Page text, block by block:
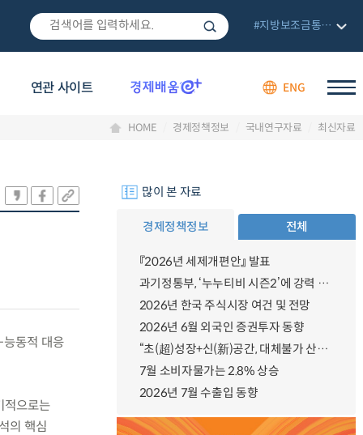
연관 사이트 ENG
#지방보조금통합관리망
HOME 경제정책정보 국내연구자료 최신자료
동적 대응
적으로는
의 핵심
많이 본 자료
경제정책정보 전체
『2026년 세제개편안』 발표
과기정통부, ‘누누티비 시즌2’에 강력 대응 의지 밝혀
2026년 한국 주식시장 여건 및 전망
2026년 6월 외국인 증권투자 동향
“초(超)성장+신(新)공간, 대체불가 산업강국”
7월 소비자물가는 2.8% 상승
2026년 7월 수출입 동향